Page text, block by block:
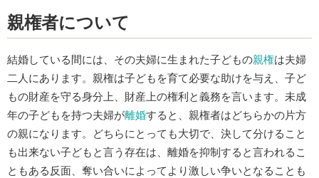
親権者について
結婚している間には、その夫婦に生まれた子どもの親権は夫婦
二人にあります。親権は子どもを育て必要な助けを与え、子ど
もの財産を守る身分上、財産上の権利と義務を言います。未成
年の子どもを持つ夫婦が離婚すると、親権者はどちらかの片方
の親になります。どちらにとっても大切で、決して分けること
も出来ない子どもと言う存在は、離婚を抑制すると言われるこ
ともある反面、奪い合いによってより激しい争いとなることも